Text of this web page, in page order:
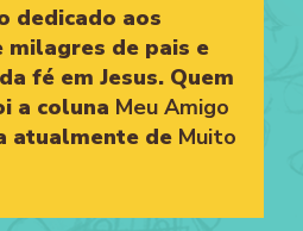
dedicado aos
milagres de pais e
fé em Jesus. Quem
a coluna Meu Amigo
atualmente de Muito